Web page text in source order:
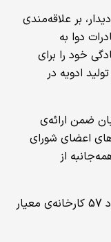
بر علاقه‌مندی
دوا به
خود را برای
ادویه در
ضمن ارائه‌ی
اعضای شورای
از
به گفته‌ی طالبان، در شورای یادشده، حدود 57 کارخانه‌ی معیار